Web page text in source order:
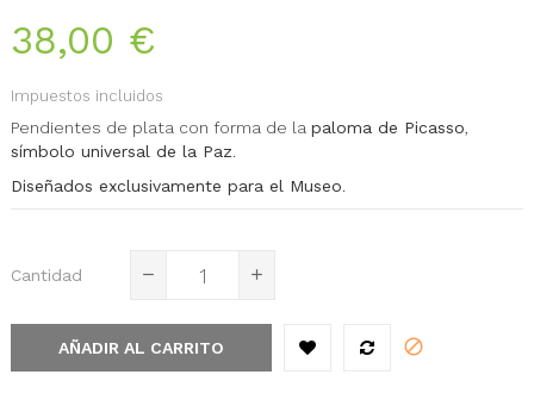
38,00 €
Impuestos incluidos
Pendientes de plata con forma de la paloma de Picasso,
símbolo universal de la Paz.
Diseñados exclusivamente para el Museo.
Cantidad
AÑADIR AL CARRITO